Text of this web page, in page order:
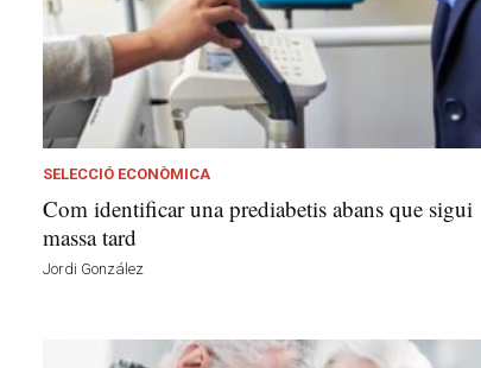
SELECCIÓ ECONÒMICA
Com identificar una prediabetis abans que sigui
massa tard
Jordi González